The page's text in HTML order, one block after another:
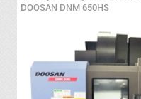
DOOSAN DNM 650HS